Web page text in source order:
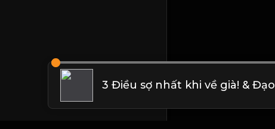
3 Điều sợ nhất khi về già! & Đạo